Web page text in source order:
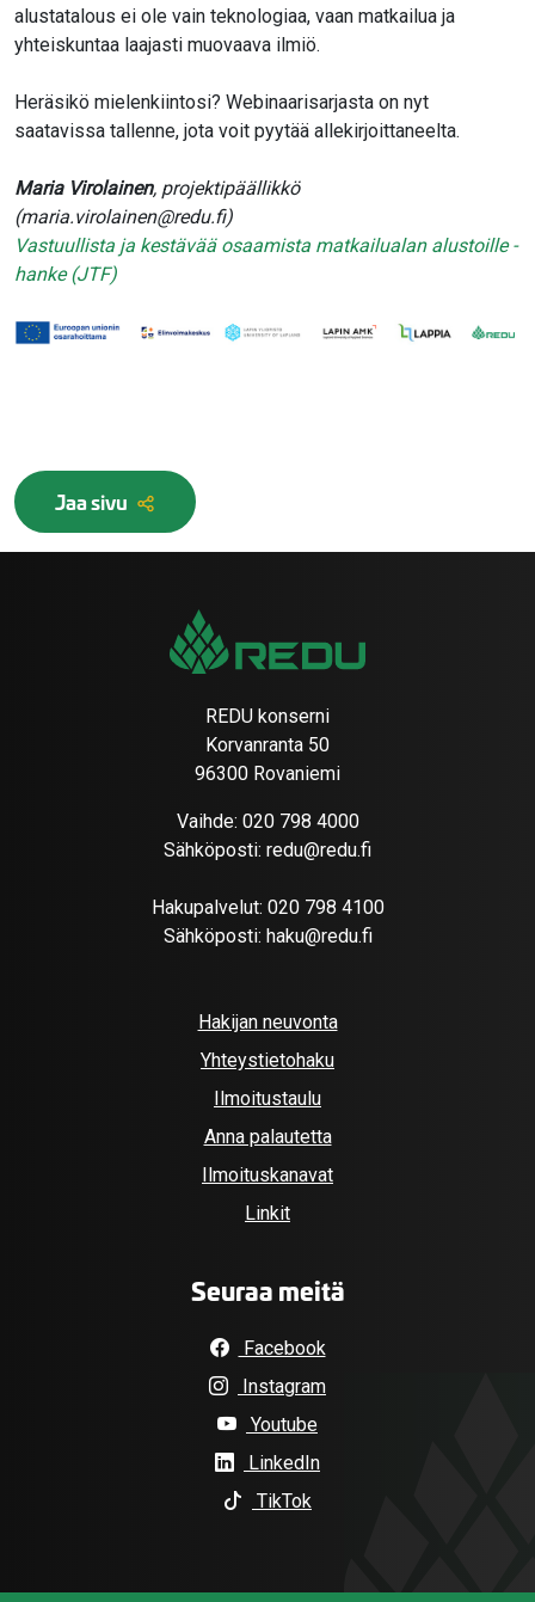
alustatalous ei ole vain teknologiaa, vaan matkailua ja
yhteiskuntaa laajasti muovaava ilmiö.
Heräsikö mielenkiintosi? Webinaarisarjasta on nyt
saatavissa tallenne, jota voit pyytää allekirjoittaneelta.
Maria Virolainen, projektipäällikkö
(maria.virolainen@redu.fi)
Vastuullista ja kestävää osaamista matkailualan alustoille -
hanke (JTF)
Jaa sivu
REDU konserni
Korvanranta 50
96300 Rovaniemi
Vaihde: 020 798 4000
Sähköposti: redu@redu.fi
Hakupalvelut: 020 798 4100
Sähköposti: haku@redu.fi
Hakijan neuvonta
Yhteystietohaku
Ilmoitustaulu
Anna palautetta
Ilmoituskanavat
Linkit
Seuraa meitä
Facebook
Instagram
Youtube
LinkedIn
TikTok